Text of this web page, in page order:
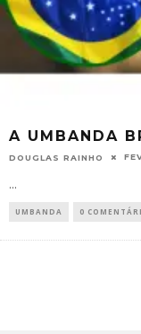
A UMBANDA
DOUGLAS RAINHO
...
UMBANDA 0